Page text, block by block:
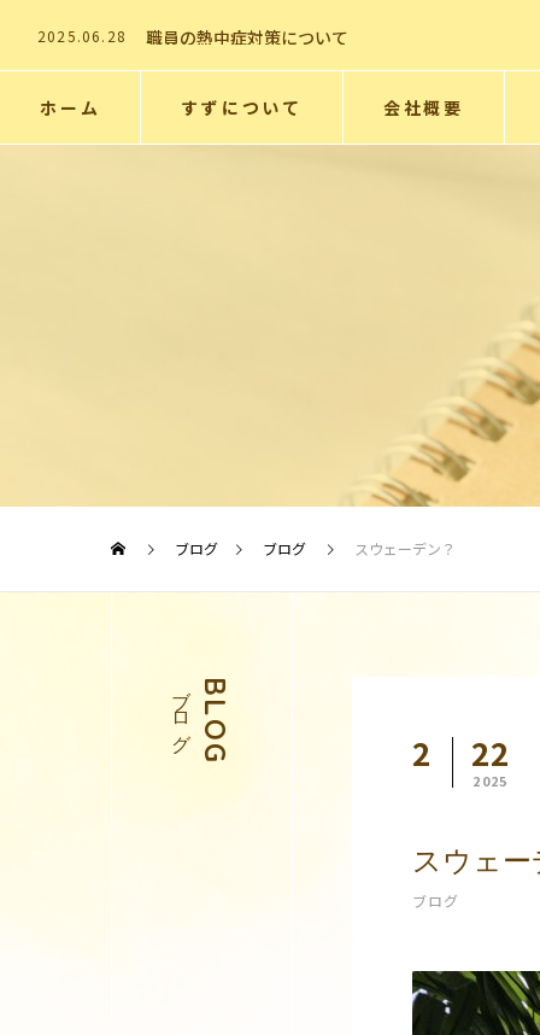
ホーム すずについて 会社概要
2025.06.28 職員の熱中症対策について
2025.06.28 熱中症対策ついて
支援サービスの案内
2026.01.7 事務所移転のお知らせ
ブログ ブログ スウェーデン？
BLOG
ブログ
2 22
2025
スウェ
ブログ